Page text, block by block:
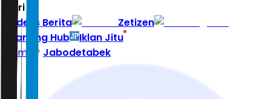
Hari ini
Indeks Berita
Zetizen
Learning Hub
Iklan Jitu
Home
Jabodetabek